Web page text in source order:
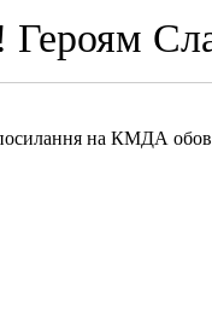
Героям
на КМДА